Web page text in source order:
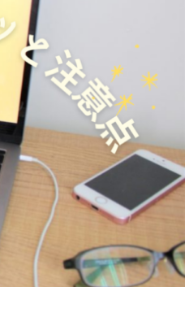
ハロー効果はバカに出来ない
正装で
企業主導型保育園
会社
せるスキルと経験 保育士になる
ぐには分からない 勤務地 医
多摩エリアの仕事紹介
安定志向 室内遊び 専門職
会社
採用に強い会社の特徴
採用はチームワーク
採用へ
採用情報
採用活動は営業活動 新卒採用
ム 未来のお客様 歩留まり